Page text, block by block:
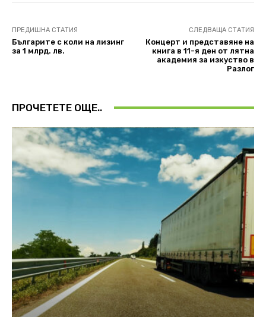
ПРЕДИШНА СТАТИЯ
Българите с коли на лизинг
за 1 млрд. лв.
СЛЕДВАЩА СТАТИЯ
Концерт и представяне на
книга в 11-я ден от лятна
академия за изкуство в
Разлог
ПРОЧЕТЕТЕ ОЩЕ..